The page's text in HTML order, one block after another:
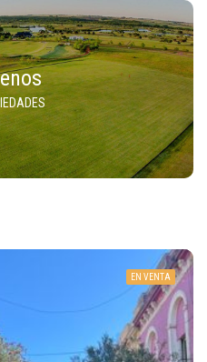
EN VENTA